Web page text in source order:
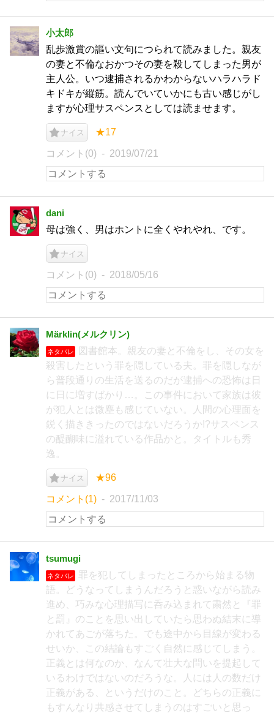
小太郎
乱歩激賞の謳い文句につられて読みました。親友
の妻と不倫なおかつその妻を殺してしまった男が
主人公。いつ逮捕されるかわからないハラハラド
キドキが縦筋。読んでいていかにも古い感じがし
ますが心理サスペンスとしては読ませます。
ナイス ★17
コメント(0) 2019/07/21
dani
母は強く、男はホントに全くやれやれ、です。
ナイス
コメント(0) 2018/05/16
Märklin(メルクリン)
ネタバレ
図書館本。親友の妻と不倫をし、その女を
殺害したという罪を隠している夫。罪を隠しなが
ら普段通りの生活を送るのだが逮捕への恐怖は日
に日に増すばかり…。この事件において家族は彼
が犯人とは微塵も感じていない。人間の心理面を
鋭く描ききったのではないだろうか!?サスペンス
の醍醐味に溢れている作品かと。タイトルも秀
逸。
ナイス ★96
コメント(1) 2017/11/03
tsumugi
ネタバレ
罪を犯してしまったところから始まる物
語。どうなってしまうんだろうと惑いながら読み
進め、巧みな心理描写に呑み込まれて粛然と『罪
と罰』のことを思い出していたら思わぬ結末に導
かれてあごが落ちた。でも途中から目線が変わる
せいか、この結論もすごく自然に感じてしまう。
正義とは何なのか、なんて壮大な問いを提起して
いるわけではないのだろうな。人には人の数だけ
正義がある、というだけのこと。どちらの正義に
もすんなり共感させてしまうのはすごいと思っ